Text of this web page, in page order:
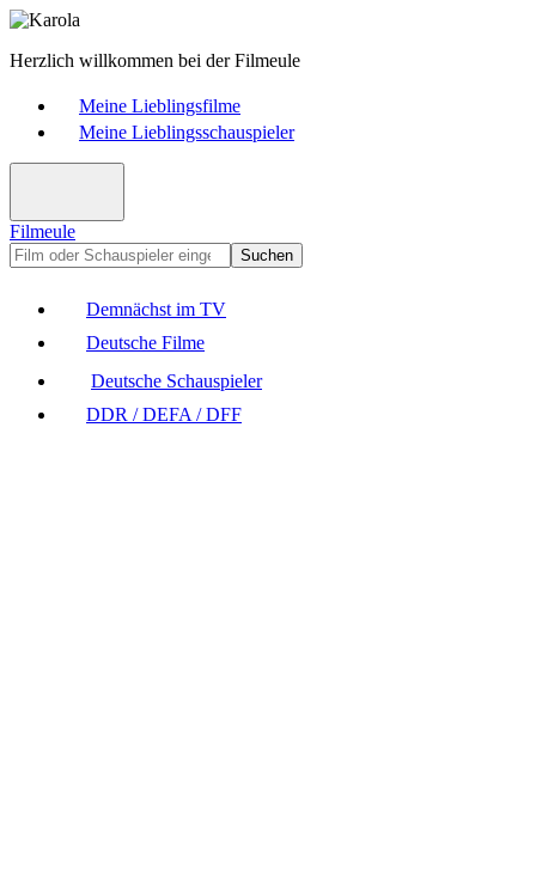
Herzlich willkommen bei der Filmeule
Meine Lieblingsfilme
Meine Lieblingsschauspieler
Filmeule
Suchen
Demnächst im TV
Deutsche Filme
Deutsche Schauspieler
DDR / DEFA / DFF